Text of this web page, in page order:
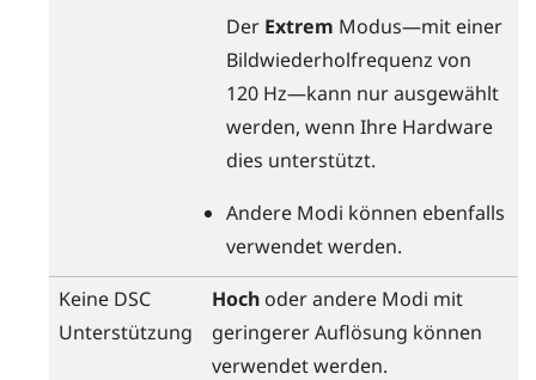
Der Extrem Modus—mit einer
Bildwiederholfrequenz von
120 Hz—kann nur ausgewählt
werden, wenn Ihre Hardware
dies unterstützt.
Andere Modi können ebenfalls
verwendet werden.
Keine DSC
Unterstützung
Hochoder andere Modi mit
geringerer Auflösung können
verwendet werden.